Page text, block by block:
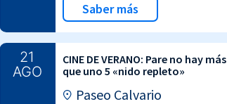
Saber más
21
AGO
CINE DE VERANO: Pare no hay más
que uno 5 «nido repleto»
Paseo Calvario